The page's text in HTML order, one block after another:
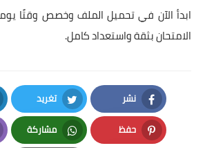
ابدأ الآن في تحميل الملف وخصص وقتًا
الامتحان بثقة واستعداد كامل.
نشر
Facebook
تغريد
Twitter
حفظ مشاركة